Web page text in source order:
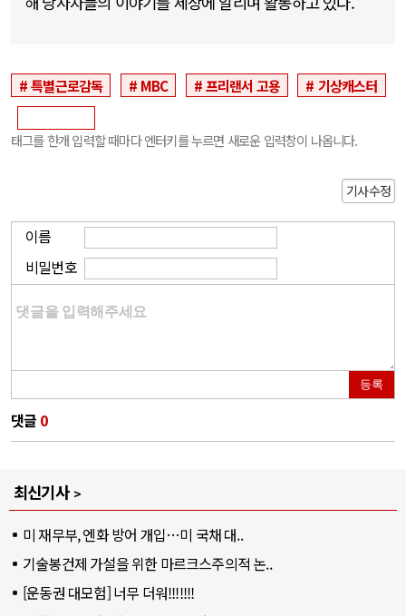
특별근로감독 MBC 프리랜서 고용 기상캐스터
태그를 한개 입력할 때마다 엔터키를 누르면 새로운 입력창이 나옵니다.
기사수정
이름
비밀번호
등록
댓글 0
최신기사
미 재무부, 엔화 방어 개입…미 국채 대..
기술봉건제 가설을 위한 마르크스주의적 논..
[운동권 대모험] 너무 더워!!!!!!!